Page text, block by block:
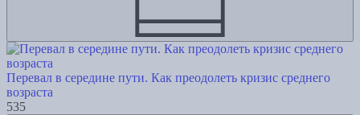
Перевал в середине пути. Как преодолеть кризис среднего
возраста
535